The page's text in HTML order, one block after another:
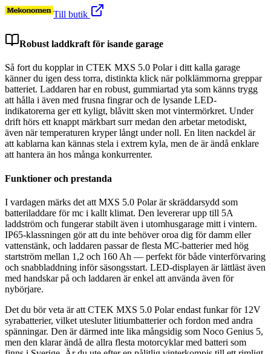
Till butik
Robust laddkraft för isande garage
Så fort du kopplar in CTEK MXS 5.0 Polar i ditt kalla garage
känner du igen dess torra, distinkta klick när polklämmorna greppar
batteriet. Laddaren har en robust, gummiartad yta som känns trygg
att hålla i även med frusna fingrar och de lysande LED-
indikatorerna ger ett kyligt, blåvitt sken mot vintermörkret. Under
drift hörs ett knappt märkbart surr medan den arbetar metodiskt,
även när temperaturen kryper långt under noll. En liten nackdel är
att kablarna kan kännas stela i extrem kyla, men de är ändå enklare
att hantera än hos många konkurrenter.
Funktioner och prestanda
I vardagen märks det att MXS 5.0 Polar är skräddarsydd som
batteriladdare för mc i kallt klimat. Den levererar upp till 5A
laddström och fungerar stabilt även i utomhusgarage mitt i vintern.
IP65-klassningen gör att du inte behöver oroa dig för damm eller
vattenstänk, och laddaren passar de flesta MC-batterier med hög
startström mellan 1,2 och 160 Ah — perfekt för både vinterförvaring
och snabbladdning inför säsongsstart. LED-displayen är lättläst även
med handskar på och laddaren är enkel att använda även för
nybörjare.
Det du bör veta är att CTEK MXS 5.0 Polar endast funkar för 12V
syrabatterier, vilket utesluter litiumbatterier och fordon med andra
spänningar. Den är därmed inte lika mångsidig som Noco Genius 5,
men den klarar ändå de allra flesta motorcyklar med batteri som